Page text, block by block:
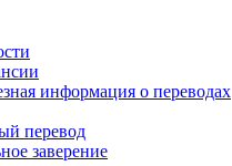
информация о переводах
перевод
заверение